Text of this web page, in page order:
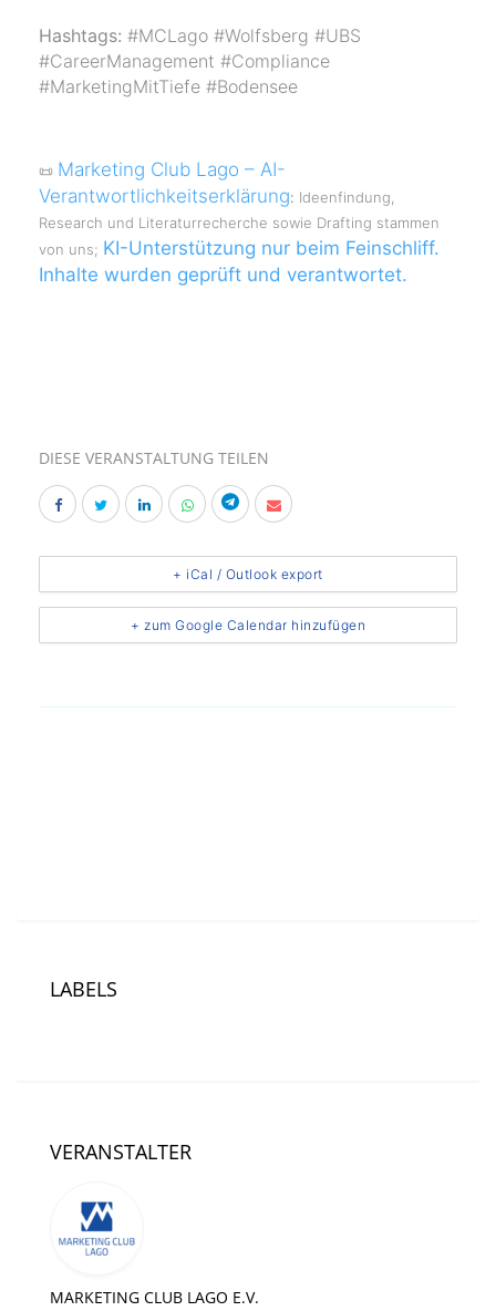
Hashtags: #MCLago #Wolfsberg #UBS
#CareerManagement #Compliance
#MarketingMitTiefe #Bodensee
📜 Marketing Club Lago – AI-
Verantwortlichkeitserklärung: Ideenfindung,
Research und Literaturrecherche sowie Drafting stammen
von uns; KI-Unterstützung nur beim Feinschliff.
Inhalte wurden geprüft und verantwortet.
DIESE VERANSTALTUNG TEILEN
+ zum Google Calendar hinzufügen
+ iCal / Outlook export
LABELS
VERANSTALTER
MARKETING CLUB LAGO E.V.